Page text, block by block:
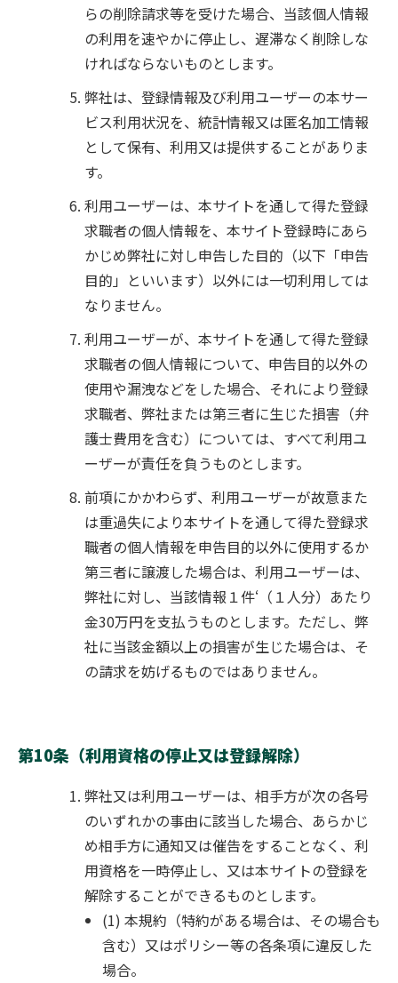
らの削除請求等を受けた場合、当該個人情報
の利用を速やかに停止し、遅滞なく削除しな
ければならないものとします。
弊社は、登録情報及び利用ユーザーの本サー
ビス利用状況を、統計情報又は匿名加工情報
として保有、利用又は提供することがありま
す。
利用ユーザーは、本サイトを通して得た登録
求職者の個人情報を、本サイト登録時にあら
かじめ弊社に対し申告した目的（以下「申告
目的」といいます）以外には一切利用しては
なりません。
利用ユーザーが、本サイトを通して得た登録
求職者の個人情報について、申告目的以外の
使用や漏洩などをした場合、それにより登録
求職者、弊社または第三者に生じた損害（弁
護士費用を含む）については、すべて利用ユ
ーザーが責任を負うものとします。
前項にかかわらず、利用ユーザーが故意また
は重過失により本サイトを通して得た登録求
職者の個人情報を申告目的以外に使用するか
第三者に譲渡した場合は、利用ユーザーは、
弊社に対し、当該情報１件‘（１人分）あたり
金30万円を支払うものとします。ただし、弊
社に当該金額以上の損害が生じた場合は、そ
の請求を妨げるものではありません。
第10条（利用資格の停止又は登録解除）
弊社又は利用ユーザーは、相手方が次の各号
のいずれかの事由に該当した場合、あらかじ
め相手方に通知又は催告をすることなく、利
用資格を一時停止し、又は本サイトの登録を
解除することができるものとします。
(1) 本規約（特約がある場合は、その場合も
含む）又はポリシー等の各条項に違反した
場合。